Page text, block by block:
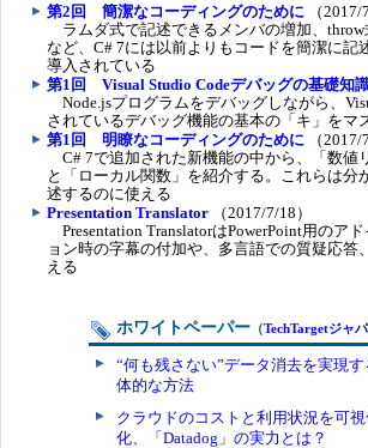
第2回 簡潔なコーディングのために （2017/
ラムダ式で記述できるメンバの増加、
など、C# 7には以前よりもコードを簡潔に記
導入されている
第1回 Visual Studio Codeデバッグの基礎知
Node.jsプログラムをデバッグしながら、
されているデバッグ機能の基本の「キ」をマ
第1回 明瞭なコーディングのために （2017/
C# 7で追加された新機能の中から、「数値
と「ローカル関数」を紹介する。これらは分
述するのに使える
Presentation Translator （2017/7/18）
Presentation TranslatorはPowerPoint用のア
ョン時の字幕の付加や、多言語での質疑応答
える
ホワイトペーパー （TechTargetジャ
“何も残さない”データ消去を実現
体的な方法
クラウドのコストと利用状況を可
化、「Datadog」の実力とは？